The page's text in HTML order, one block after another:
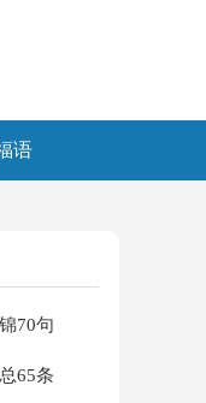
语
70句
65条